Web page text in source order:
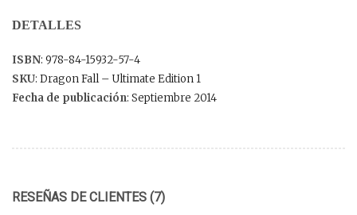
DETALLES
ISBN: 978-84-15932-57-4
SKU: Dragon Fall – Ultimate Edition 1
Fecha de publicación: Septiembre 2014
RESEÑAS DE CLIENTES (7)